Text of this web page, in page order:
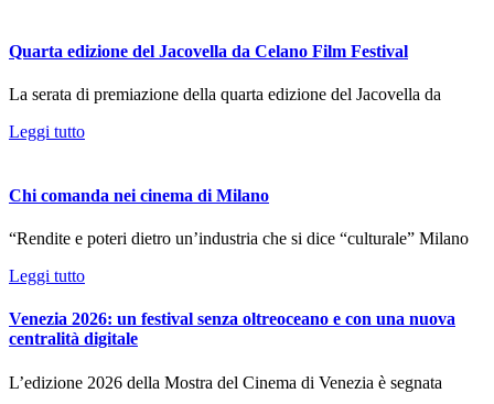
Quarta edizione del Jacovella da Celano Film Festival
La serata di premiazione della quarta edizione del Jacovella da
Leggi tutto
Chi comanda nei cinema di Milano
“Rendite e poteri dietro un’industria che si dice “culturale” Milano
Leggi tutto
Venezia 2026: un festival senza oltreoceano e con una nuova
centralità digitale
L’edizione 2026 della Mostra del Cinema di Venezia è segnata